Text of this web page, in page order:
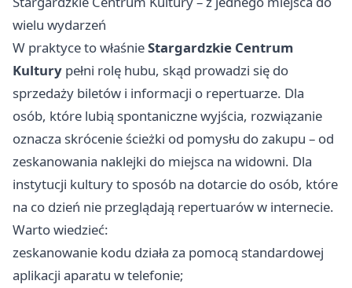
wielu wydarzeń
W praktyce to właśnieStargardzkie Centrum
Kultury pełni rolę hubu, skąd prowadzi się do
sprzedaży biletów i informacji o repertuarze. Dla
osób, które lubią spontaniczne wyjścia, rozwiązanie
oznacza skrócenie ścieżki od pomysłu do zakupu – od
zeskanowania naklejki do miejsca na widowni. Dla
instytucji kultury to sposób na dotarcie do osób, które
na co dzień nie przeglądają repertuarów w internecie.
Warto wiedzieć:
zeskanowanie kodu działa za pomocą standardowej
aplikacji aparatu w telefonie;